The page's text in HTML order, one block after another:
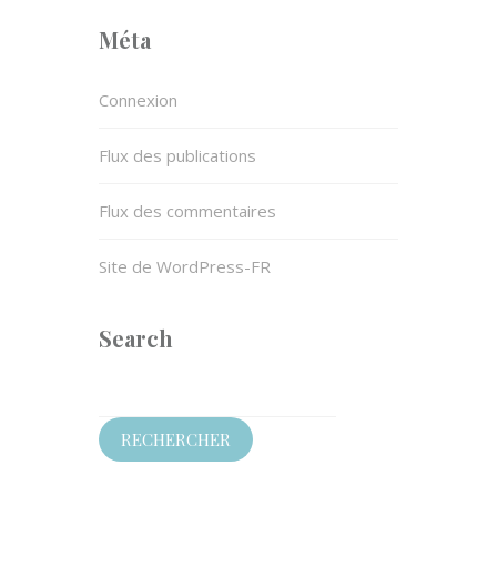
Méta
Connexion
Flux des publications
Flux des commentaires
Site de WordPress-FR
Search